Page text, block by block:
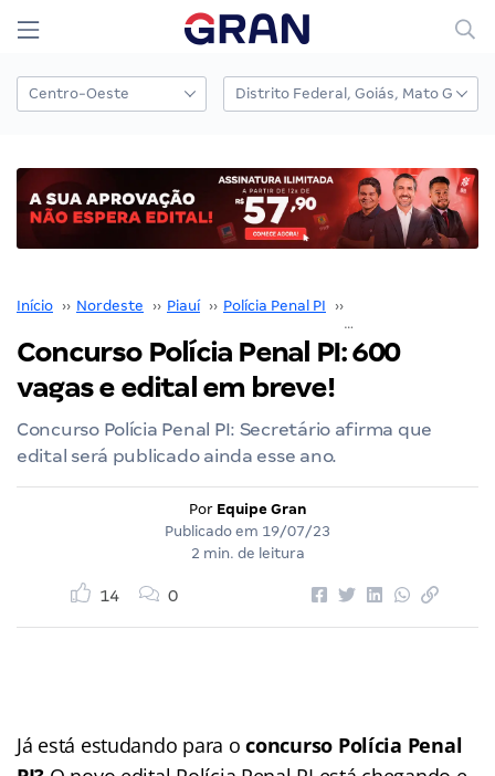
Início ›› Nordeste ›› Piauí ›› Polícia Penal PI ››
Concurso Polícia Penal PI: 600
vagas e edital em breve!
Concurso Polícia Penal PI: Secretário afirma que
edital será publicado ainda esse ano.
Por Equipe Gran
Publicado em 19/07/23
2 min. de leitura
14 0
Já está estudando para oconcurso Polícia Penal